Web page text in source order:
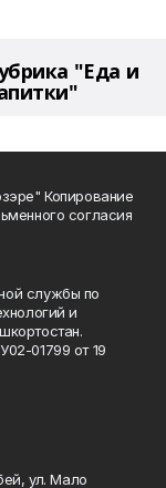
"Еда и
Копирование
согласия
службы по
и
01799 от 19
ул. Мало